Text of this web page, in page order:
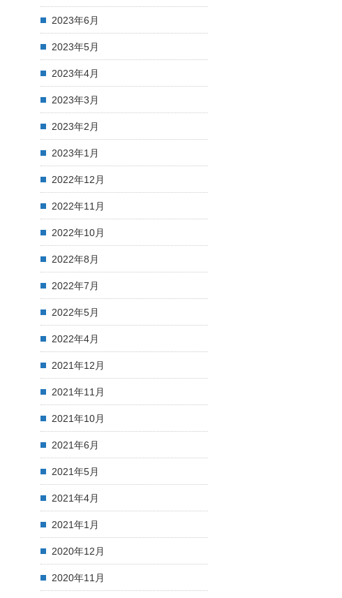
2023年6月
2023年5月
2023年4月
2023年3月
2023年2月
2023年1月
2022年12月
2022年11月
2022年10月
2022年8月
2022年7月
2022年5月
2022年4月
2021年12月
2021年11月
2021年10月
2021年6月
2021年5月
2021年4月
2021年1月
2020年12月
2020年11月